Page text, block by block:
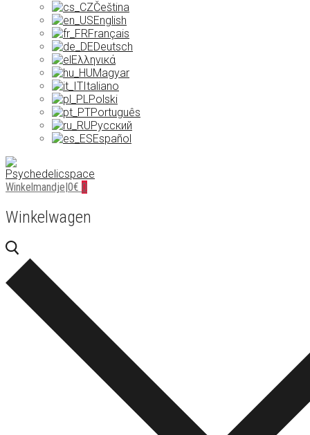
Čeština
English
Français
Deutsch
Ελληνικά
Magyar
Italiano
Polski
Português
Русский
Español
Winkelmandje|0€ 0
Winkelwagen